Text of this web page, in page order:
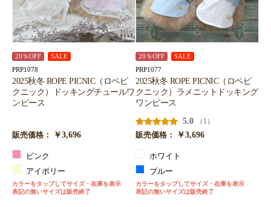
20％OFF SALE
PRP1078
2025秋冬 ROPE PICNIC（ロペピ
クニック）ドッキングチュールワ
ンピース
販売価格： ￥3,696
ピンク
アイボリー
カラーをタップしてサイズ・在庫を表示
表記の無いサイズは販売終了
20％OFF SALE
PRP1077
2025秋冬 ROPE PICNIC（ロペピ
クニック）ラメニットドッキング
ワンピース
5.0
（1）
販売価格：
￥3,696
ホワイト
ブルー
カラーをタップしてサイズ・在庫を表示
表記の無いサイズは販売終了